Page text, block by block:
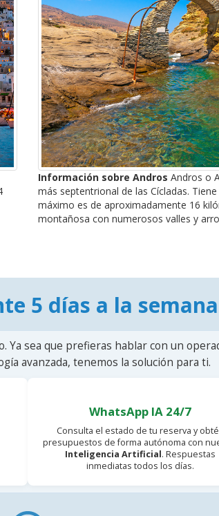
Información sobre Andros Andros o
más septentrional de las Cícladas.
máximo es de aproximadamente 16
montañosa con numerosos valles y
5 días a la semana
Ya sea que prefieras hablar con un
avanzada, tenemos la solución para ti.
WhatsApp IA 24/7
Consulta el estado de tu reserva y
presupuestos de forma autónoma con
Inteligencia Artificial. Respuestas
inmediatas todos los días.